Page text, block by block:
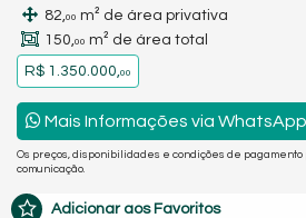
82,00 m² de área privativa
150,00 m² de área total
R$ 1.350.000,00
Mais Informações via WhatsApp
Os preços, disponibilidades e condições de
comunicação.
Adicionar aos Favoritos